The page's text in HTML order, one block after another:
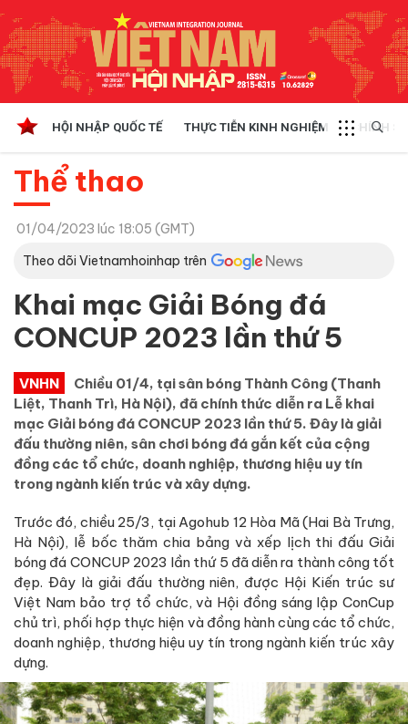
HỘI NHẬP QUỐC TẾ THỰC TIỄN KINH NGHIỆM CHÍNH
Thể thao
01/04/2023 lúc 18:05 (GMT)
Theo dõi Vietnamhoinhap trên
Khai mạc Giải Bóng đá
CONCUP 2023 lần thứ 5
VNHN
Chiều 01/4, tại sân bóng Thành Công (Thanh
Liệt, Thanh Trì, Hà Nội), đã chính thức diễn ra Lễ khai
mạc Giải bóng đá CONCUP 2023 lần thứ 5. Đây là giải
đấu thường niên, sân chơi bóng đá gắn kết của cộng
đồng các tổ chức, doanh nghiệp, thương hiệu uy tín
trong ngành kiến trúc và xây dựng.
Trước đó, chiều 25/3, tại Agohub 12 Hòa Mã (Hai Bà Trưng,
Hà Nội), lễ bốc thăm chia bảng và xếp lịch thi đấu Giải
bóng đá CONCUP 2023 lần thứ 5 đã diễn ra thành công tốt
đẹp. Đây là giải đấu thường niên, được Hội Kiến trúc sư
Việt Nam bảo trợ tổ chức, và Hội đồng sáng lập ConCup
chủ trì, phối hợp thực hiện và đồng hành cùng các tổ chức,
doanh nghiệp, thương hiệu uy tín trong ngành kiến trúc xây
dựng.